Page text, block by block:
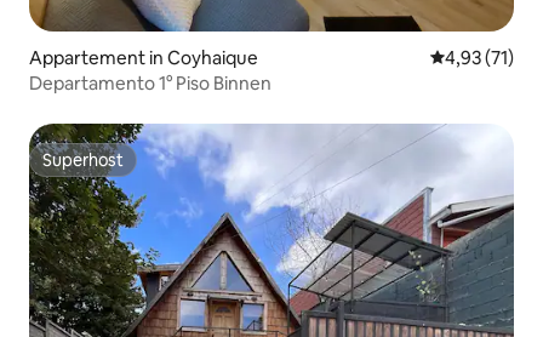
Appartement in Coyhaique Gemiddelde
4,93 (71)
Departamento 1° Piso Binnen
Superhost
Superhost